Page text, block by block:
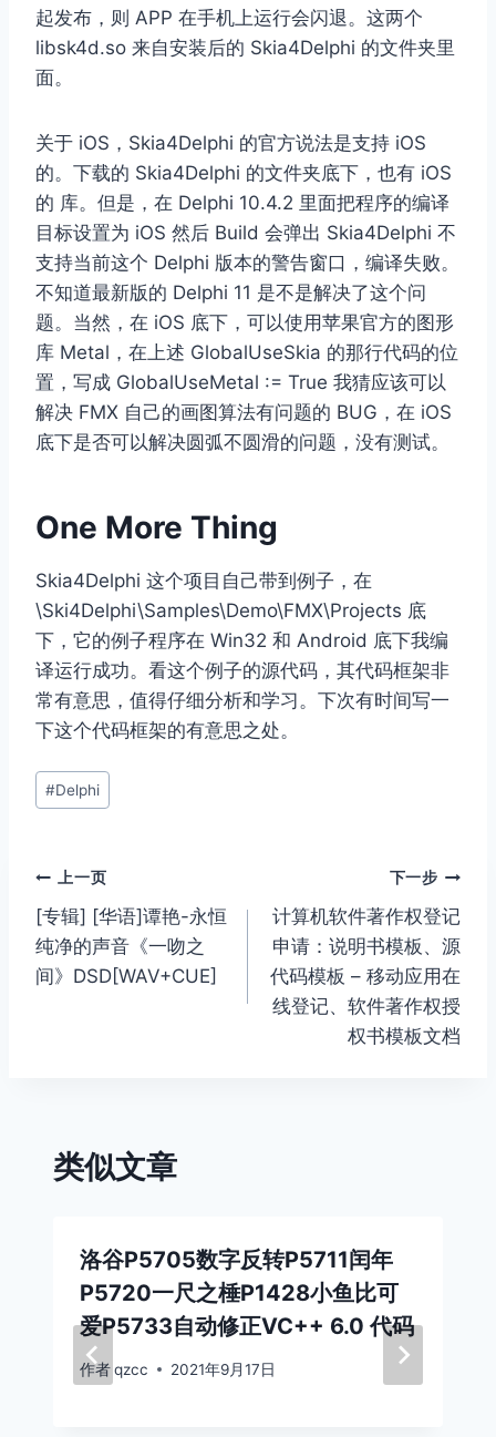
起发布，则 APP 在手机上运行会闪退。这两个
libsk4d.so 来自安装后的 Skia4Delphi 的文件夹里
面。
关于 iOS，Skia4Delphi 的官方说法是支持 iOS
的。下载的 Skia4Delphi 的文件夹底下，也有 iOS
的 库。但是，在 Delphi 10.4.2 里面把程序的编译
目标设置为 iOS 然后 Build 会弹出 Skia4Delphi 不
支持当前这个 Delphi 版本的警告窗口，编译失败。
不知道最新版的 Delphi 11 是不是解决了这个问
题。当然，在 iOS 底下，可以使用苹果官方的图形
库 Metal，在上述 GlobalUseSkia 的那行代码的位
置，写成 GlobalUseMetal := True 我猜应该可以
解决 FMX 自己的画图算法有问题的 BUG，在 iOS
底下是否可以解决圆弧不圆滑的问题，没有测试。
One More Thing
Skia4Delphi 这个项目自己带到例子，在
\Ski4Delphi\Samples\Demo\FMX\Projects 底
下，它的例子程序在 Win32 和 Android 底下我编
译运行成功。看这个例子的源代码，其代码框架非
常有意思，值得仔细分析和学习。下次有时间写一
下这个代码框架的有意思之处。
文
章
签：
#Delphi
文
章
导
上一页
[专辑] [华语]谭艳-永恒
纯净的声音《一吻之
间》DSD[WAV+CUE]
下一步
计算机软件著作权登记
申请：说明书模板、源
代码模板 – 移动应用在
线登记、软件著作权授
权书模板文档
类似文章
洛谷P5705数字反转P5711闰年
P5720一尺之棰P1428小鱼比可
爱P5733自动修正VC++ 6.0 代码
作者qzcc 2021年9月17日